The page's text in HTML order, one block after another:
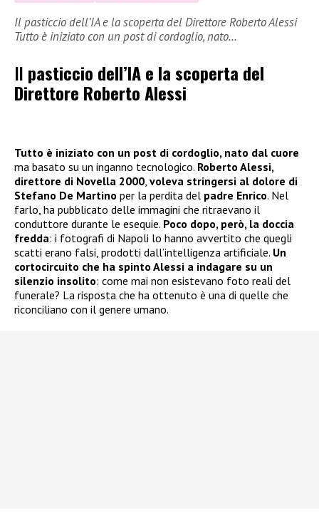
Il pasticcio dell’IA e la scoperta del Direttore Roberto Alessi
Tutto è iniziato con un post di cordoglio, nato…
Il pasticcio dell’IA e la scoperta del
Direttore Roberto Alessi
Tutto è iniziato con un post di cordoglio, nato dal cuore
ma basato su un inganno tecnologico. Roberto Alessi,
direttore di Novella 2000 voleva stringersi al dolore di
Stefano De Martino per la perdita del padre Enrico. Nel
farlo, ha pubblicato delle immagini che ritraevano il
conduttore durante le esequie. Poco dopo, però, la doccia
fredda: i fotografi di Napoli lo hanno avvertito che quegli
scatti erano falsi, prodotti dall’intelligenza artificiale. Un
cortocircuito che ha spinto Alessi a indagare su un
silenzio insolito: come mai non esistevano foto reali del
funerale? La risposta che ha ottenuto è una di quelle che
riconciliano con il genere umano.